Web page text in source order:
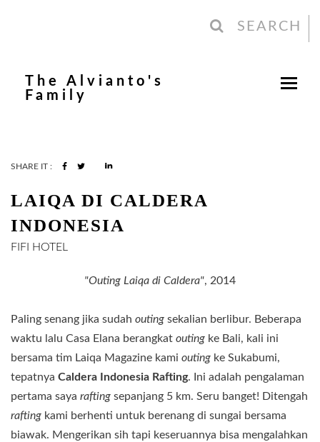
SEARCH
The Alvianto's
Family
SHARE IT :
LAIQA DI CALDERA
INDONESIA
FIFI HOTEL
"Outing Laiqa di Caldera", 2014
Paling senang jika sudah outing sekalian berlibur. Beberapa
waktu lalu Casa Elana berangkat outing ke Bali, kali ini
bersama tim Laiqa Magazine kami outing ke Sukabumi,
tepatnya Caldera Indonesia Rafting. Ini adalah pengalaman
pertama saya rafting sepanjang 5 km. Seru banget! Ditengah
rafting kami berhenti untuk berenang di sungai bersama
biawak. Mengerikan sih tapi keseruannya bisa mengalahkan